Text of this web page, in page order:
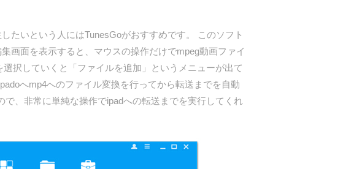
たいという人にはTunesGoがおすすめです。 このソフト
画面を表示すると、マウスの操作だけでmpeg動画ファイ
択していくと「ファイルを追加」というメニューが出て
へmp4へのファイル変換を行ってから転送までを自動
、非常に単純な操作でipadへの転送までを実行してくれ